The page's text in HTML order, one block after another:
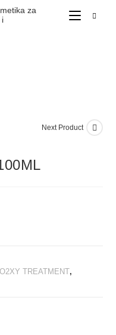
Next Product
TREATMENT,